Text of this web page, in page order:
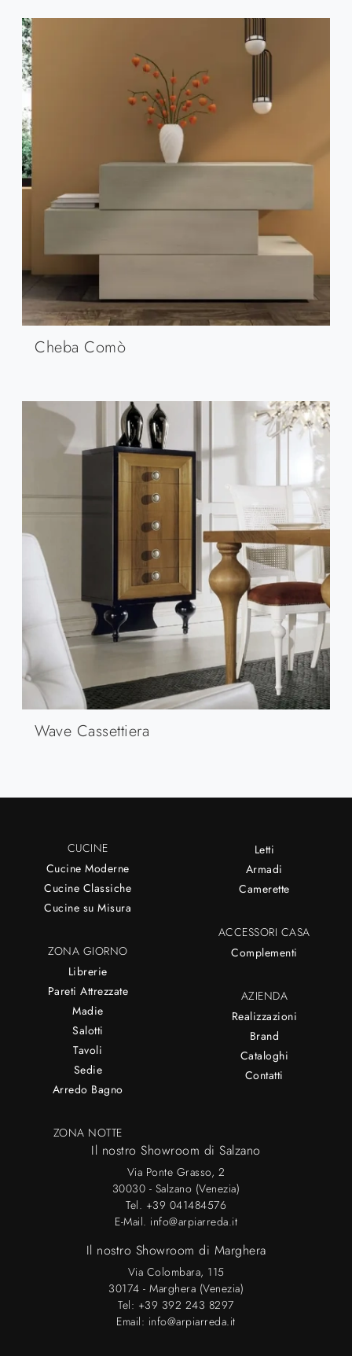
Cheba Comò
Wave Cassettiera
CUCINE
Cucine Moderne
Cucine Classiche
Cucine su Misura
ZONA GIORNO
Librerie
Pareti Attrezzate
Madie
Salotti
Tavoli
Sedie
Arredo Bagno
ZONA NOTTE
Letti
Armadi
Camerette
ACCESSORI CASA
Complementi
AZIENDA
Realizzazioni
Brand
Cataloghi
Contatti
Il nostro Showroom di Salzano
Via Ponte Grasso, 2
30030 - Salzano (Venezia)
Tel. +39 041484576
E-Mail. info@arpiarreda.it
Il nostro Showroom di Marghera
Via Colombara, 115
30174 - Marghera (Venezia)
Tel: +39 392 243 8297
Email: info@arpiarreda.it